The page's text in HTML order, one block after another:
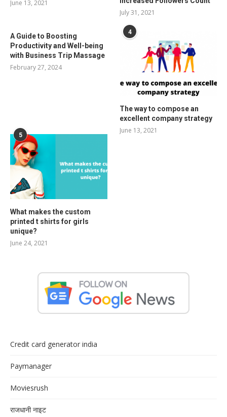
June 13, 2021
July 31, 2021
A Guide to Boosting
Productivity and Well-being
with Business Trip Massage
February 27, 2024
4
The way to compose an
excellent company strategy
June 13, 2021
5
What makes the custom
printed t shirts for girls
unique?
June 24, 2021
Credit card generator india
Paymanager
Moviesrush
राजधानी नाइट